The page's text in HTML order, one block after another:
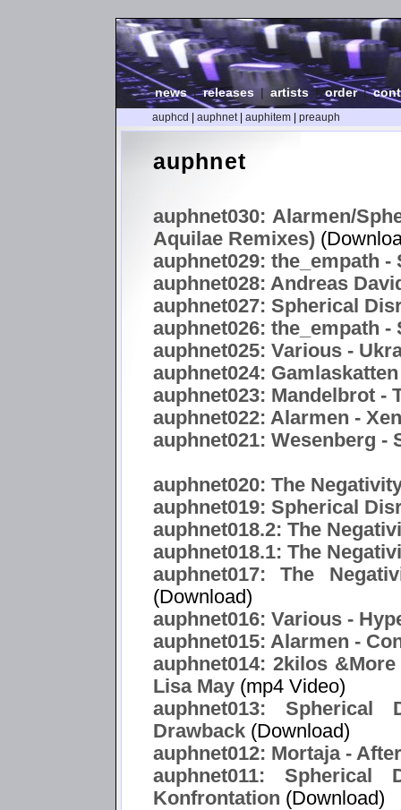
news|releases | artists |order|
auphcd auphnet| auphitem preauph
auphnet
auphnet030: Alarmen/
Aquilae Remixes)
auphnet029: the_empath -
auphnet028: Andreas
auphnet027: Spherical
auphnet026: the_empath -
auphnet025: Various -
auphnet024:
auphnet023: Mandelbrot -
auphnet022: Alarmen -
auphnet021: Wesenberg -
auphnet020: The
auphnet019: Spherical
auphnet018.2: The
auphnet018.1: The
auphnet017: The
(Download)
auphnet016: Various -
auphnet015: Alarmen -
auphnet014: 2kilos
Lisa May (mp4 Video)
auphnet013:
Drawback (Download)
auphnet012: Mortaja -
auphnet011:
Konfrontation (Download)